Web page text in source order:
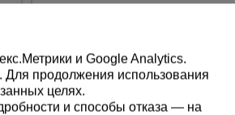
и Google Analytics.
. Для продолжения использования
целях.
и способы отказа — на